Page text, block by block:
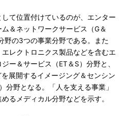
て位置付けているのが、エンター
＆ネットワークサービス（G＆
野の3つの事業分野である。また
エレクトロニクス製品などを含むエ
ー＆サービス（ET＆S）分野と、
展開するイメージング＆センシン
分野となる。「人を支える事業」
るメディカル分野などを示す。